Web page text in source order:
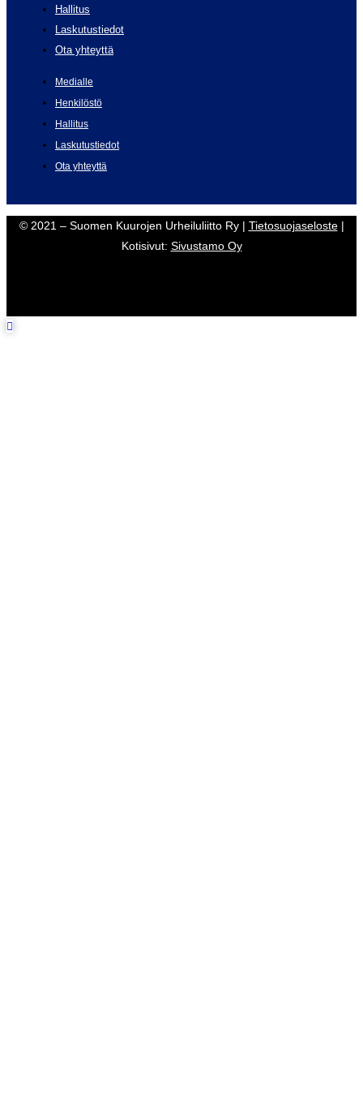
Hallitus
Laskutustiedot
Ota yhteyttä
Medialle
Henkilöstö
Hallitus
Laskutustiedot
Ota yhteyttä
© 2021 – Suomen Kuurojen Urheiluliitto Ry | Tietosuojaseloste|
Kotisivut: Sivustamo Oy